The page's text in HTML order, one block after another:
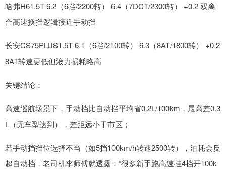
哈弗H61.5T 6.2（6挡/2200转） 6.4（7DCT/2300转） +0.2 双离
合高速换挡逻辑接近手动挡
长安CS75PLUS1.5T 6.1（6挡/2100转） 6.3（8AT/1800转） +0.2
8AT转速更低但液力损耗略高
关键结论：
高速巡航场景下，手动挡比自动挡平均省0.2L/100km，最高差0.3
L（无车型达到），差距远小于市区；
若手动挡挡位选择不当（如5挡100km/h转速2500转），油耗会反
超自动挡，老司机李师傅就透露：“很多新手跑高速挂4挡开100k